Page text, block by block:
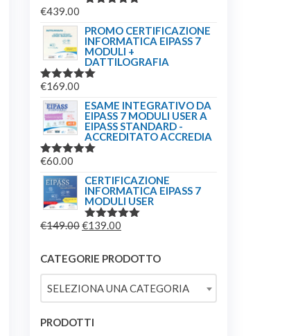
€439.00
PROMO CERTIFICAZIONE
INFORMATICA EIPASS 7
MODULI +
DATTILOGRAFIA
VALUTATO
5.00SU 5
€169.00
ESAME INTEGRATIVO DA
EIPASS 7 MODULI USER A
EIPASS STANDARD -
ACCREDITATO ACCREDIA
VALUTATO
5.00SU 5
€60.00
CERTIFICAZIONE
INFORMATICA EIPASS 7
MODULI USER
VALUTATO
€149.00IL
ORIGINALE
ERA:
€149.00.
€139.00
ATTUALE
È:
€139.00.
CATEGORIE PRODOTTO
SELEZIONA UNA CATEGORIA
PRODOTTI